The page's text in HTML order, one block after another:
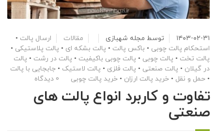
۱۴۰۳-۰۲-۳۱ توسط مجله شهبازی مقالات ارسال پالت •
استحکام پالت چوبی • باکس پالت • پالت بشکه ای • پالت پلاستیکی •
پالت تخت • پالت چوبی • پالت چوبی باکیفیت • پالت در رشت • پالت
در گیلان • پالت صنعتی • پالت فلزی • پالت لاستیک • جابجایی با پالت
• حمل و نقل • خرید پالت ارزان • خرید پالت چوبی 0 دیدگاه
تفاوت و کاربرد انواع پالت‌ های
صنعتی